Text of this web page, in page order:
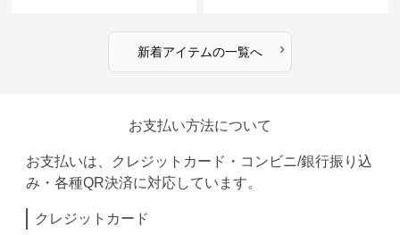
新着アイテムの一覧へ ›
お支払い方法について
お支払いは、クレジットカード・コンビニ/銀行振り込
み・各種QR決済に対応しています。
クレジットカード